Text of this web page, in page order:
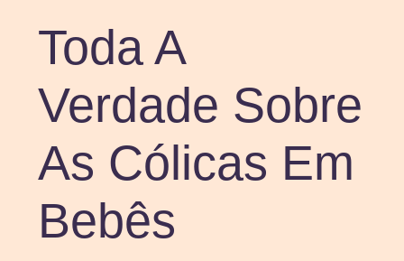
Toda A
Verdade Sobre
As Cólicas Em
Bebês